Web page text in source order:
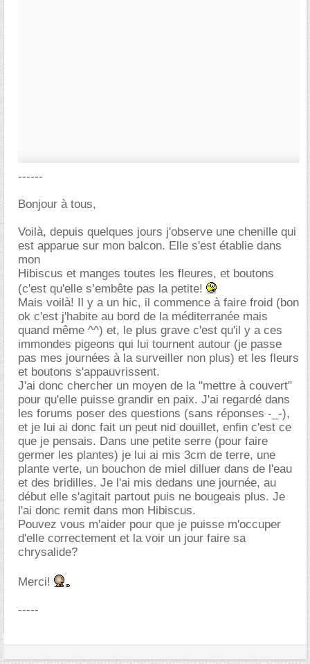
------
Bonjour à tous,
Voilà, depuis quelques jours j'observe une chenille qui
est apparue sur mon balcon. Elle s'est établie dans
mon
Hibiscus et manges toutes les fleures, et boutons
(c'est qu'elle s’embête pas la petite!
Mais voilà! Il y a un hic, il commence à faire froid (bon
ok c'est j'habite au bord de la méditerranée mais
quand même ^^) et, le plus grave c'est qu'il y a ces
immondes pigeons qui lui tournent autour (je passe
pas mes journées à la surveiller non plus) et les fleurs
et boutons s'appauvrissent.
J'ai donc chercher un moyen de la "mettre à couvert"
pour qu'elle puisse grandir en paix. J'ai regardé dans
les forums poser des questions (sans réponses -_-),
et je lui ai donc fait un peut nid douillet, enfin c'est ce
que je pensais. Dans une petite serre (pour faire
germer les plantes) je lui ai mis 3cm de terre, une
plante verte, un bouchon de miel dilluer dans de l'eau
et des bridilles. Je l'ai mis dedans une journée, au
début elle s'agitait partout puis ne bougeais plus. Je
l'ai donc remit dans mon Hibiscus.
Pouvez vous m'aider pour que je puisse m'occuper
d'elle correctement et la voir un jour faire sa
chrysalide?
Merci!
-----